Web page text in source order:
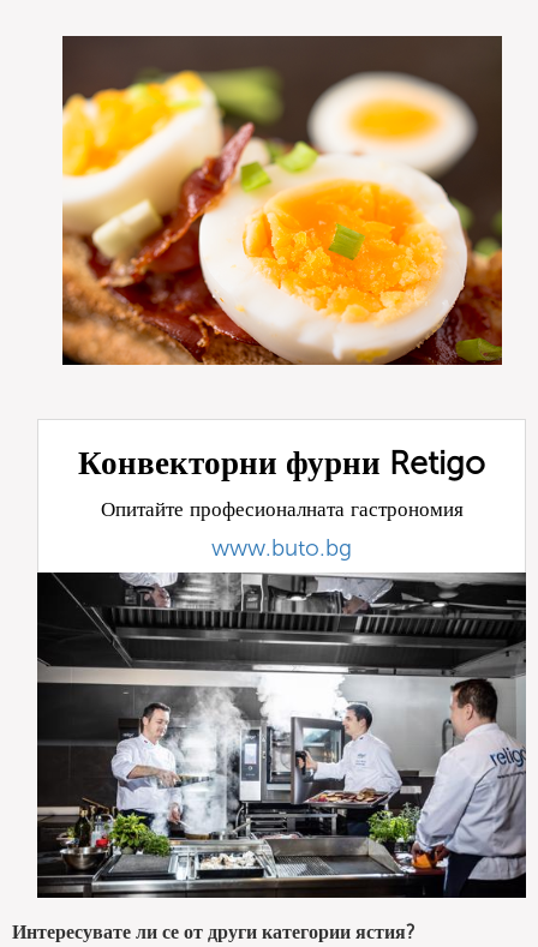
Конвекторни фурни Retigo
Опитайте професионалната гастрономия
www.buto.bg
Интересувате ли се от други категории ястия?